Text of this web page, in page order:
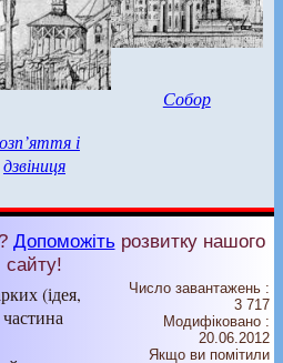
і
дзвіниця
Собор
Допоможіть розвитку нашого
сайту!
(ідея,
Число завантажень :
3 717
Модифіковано :
20.06.2012
Якщо ви помітили